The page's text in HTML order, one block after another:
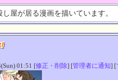
屋が居る漫画を描いています。
01:51 [修正・削除] [管理者に通知] [